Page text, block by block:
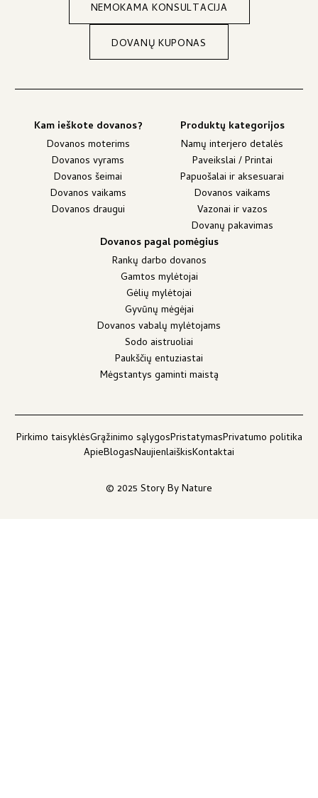
NEMOKAMA KONSULTACIJA
DOVANŲ KUPONAS
Kam ieškote dovanos?
Dovanos moterims
Dovanos vyrams
Dovanos šeimai
Dovanos vaikams
Dovanos draugui
Produktų kategorijos
Namų interjero detalės
Paveikslai / Printai
Papuošalai ir aksesuarai
Dovanos vaikams
Vazonai ir vazos
Dovanų pakavimas
Dovanos pagal pomėgius
Rankų darbo dovanos
Gamtos mylėtojai
Gėlių mylėtojai
Gyvūnų mėgėjai
Dovanos vabalų mylėtojams
Sodo aistruoliai
Paukščių entuziastai
Mėgstantys gaminti maistą
© 2025 Story By Nature
Pirkimo taisyklėsGrąžinimo sąlygosPristatymasPrivatumo politika
ApieBlogasNaujienlaiškisKontaktai